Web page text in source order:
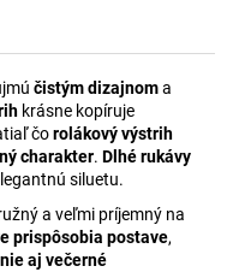
čistým dizajnoma
krásne kopíruje
čorolákový výstrih
charakter. Dlhé rukávy
siluetu.
a veľmi príjemný na
prispôsobia postave,
aj večerné